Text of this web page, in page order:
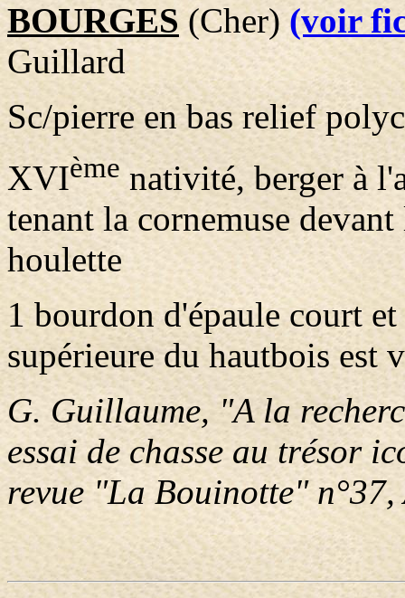
BOURGES (Cher)(voir
Guillard
Sc/pierre en bas relief
XVIème nativité, berger à
tenant la cornemuse
houlette
1 bourdon d'épaule court
supérieure du hautbois est
G. Guillaume, "A la
essai de chasse au trésor
revue "La Bouinotte"